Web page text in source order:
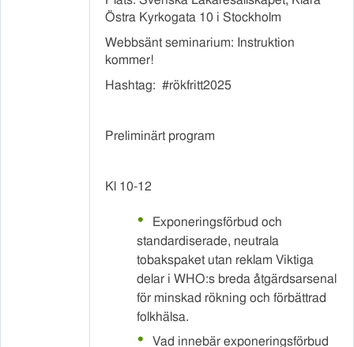
Östra Kyrkogata 10 i Stockholm
Webbsänt seminarium: Instruktion
kommer!
Hashtag: #rökfritt2025
Preliminärt program
Kl 10-12
Exponeringsförbud och
standardiserade, neutrala
tobakspaket utan reklam Viktiga
delar i WHO:s breda åtgärdsarsenal
för minskad rökning och förbättrad
folkhälsa.
Vad innebär exponeringsförbud